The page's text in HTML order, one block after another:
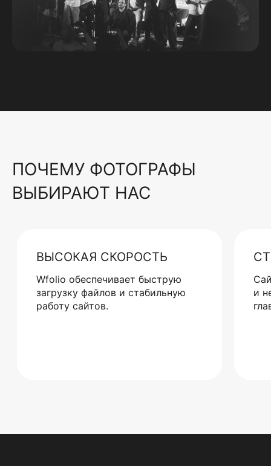
ПОЧЕМУ ФОТОГРАФЫ
ВЫБИРАЮТ НАС
ВЫСОКАЯ СКОРОСТЬ
Wfolio обеспечивает быструю
загрузку файлов и стабильную
работу сайтов.
и